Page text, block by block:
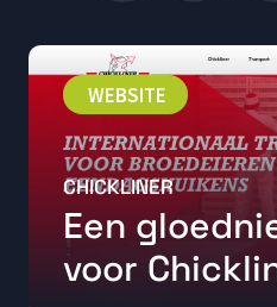
WEBSITE
CHICKLINER
Een
voor